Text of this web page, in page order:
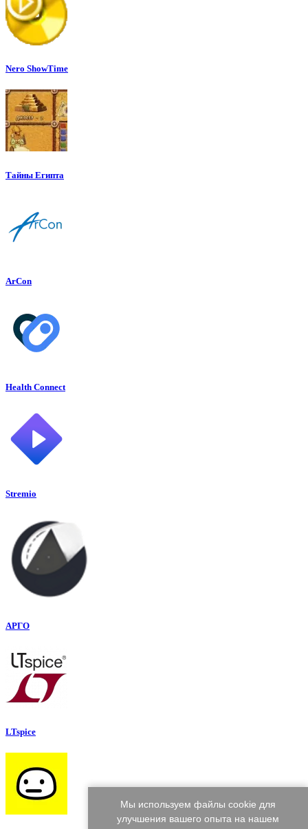
Nero ShowTime
Тайны Египта
ArCon
Health Connect
Stremio
АРГО
LTspice
Мы используем файлы cookie для
улучшения вашего опыта на нашем